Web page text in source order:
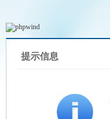
提示信息